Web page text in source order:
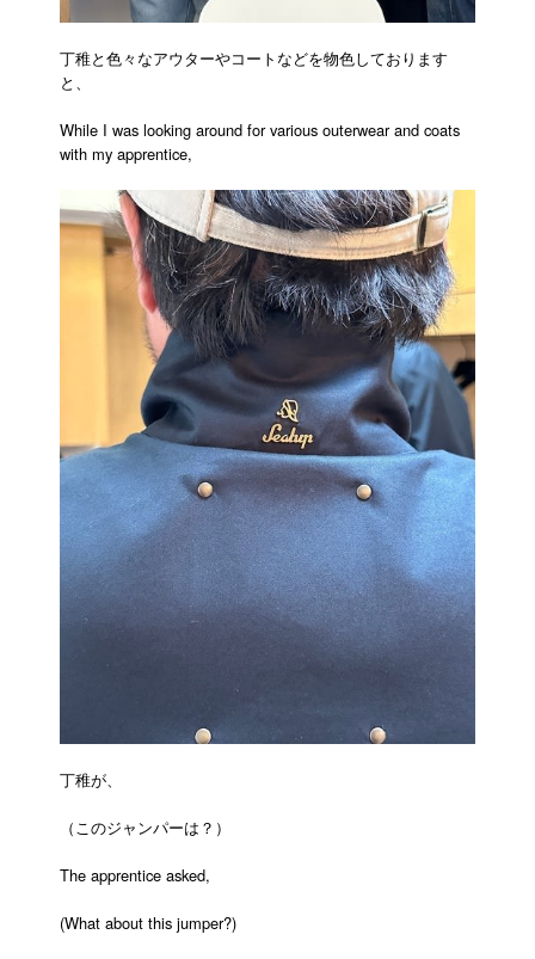
丁稚と色々なアウターやコートなどを物色しております
と、
While I was looking around for various outerwear and coats
with my apprentice,
丁稚が、
（このジャンパーは？）
The apprentice asked,
(What about this jumper?)